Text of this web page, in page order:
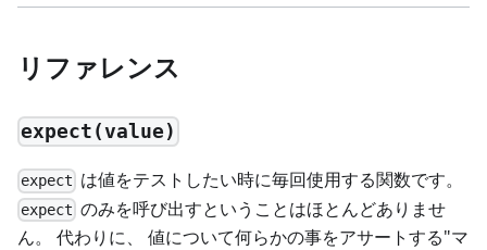
リファレンス
expect(value)
expect は値をテストしたい時に毎回使用する関数です。
expect のみを呼び出すということはほとんどありませ
ん。 代わりに、 値について何らかの事をアサートする"マ